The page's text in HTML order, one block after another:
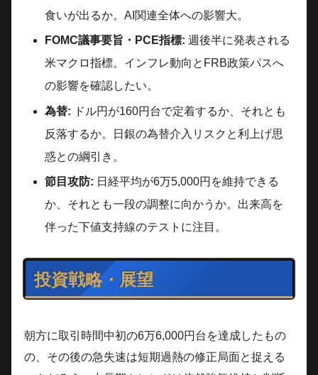
食いが出るか。AI関連全体への影響大。
FOMC議事要旨・PCE指標: 週後半に発表される
米マクロ指標。インフレ動向とFRB政策パスへ
の影響を確認したい。
為替: ドル円が160円台で定着するか、それとも
反落するか。日銀の為替介入リスクと利上げ思
惑との綱引き。
節目攻防: 日経平均が6万5,000円を維持できる
か、それとも一段の調整に向かうか。出来高を
伴った下値支持線のテストに注目。
投資戦略・展望
朝方に取引時間中初の6万6,000円台を達成したもの
の、その後の急失速は短期過熱の修正局面と捉える